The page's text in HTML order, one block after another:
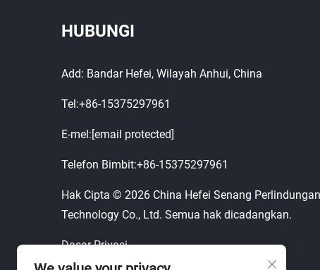
HUBUNGI
Add: Bandar Hefei, Wilayah Anhui, China
Tel:+86-15375297961
E-mel: [email protected]
Telefon Bimbit:+86-15375297961
Hak Cipta © 2026 China Hefei Senang
Technology Co., Ltd. Semua hak dicadangkan.
Dasar Privasi